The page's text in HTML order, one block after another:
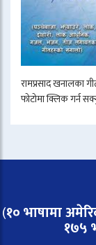
रामप्रसाद खनालका
फोटोमा क्लिक गर्न
(१० भाषामा
१७५